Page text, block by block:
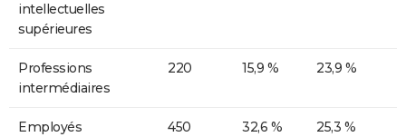
intellectuelles
supérieures
Professions
intermédiaires
220 15,9 % 23,9 %
Employés 450 32,6 % 25,3 %